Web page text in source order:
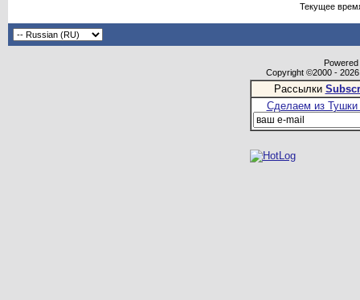
Текущее
Copyright ©2000 -
Рассылки
Сделаем из Тушки